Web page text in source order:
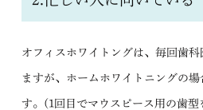
オフィスホワイトングは、毎回歯
ますが、ホームホワイトニングの
す。(1回目でマウスピース用の歯型